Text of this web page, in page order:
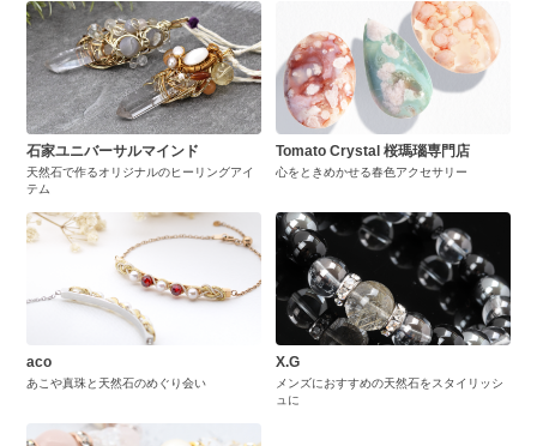
石家ユニバーサルマインド
天然石で作るオリジナルのヒーリングアイ
テム
Tomato Crystal 桜瑪瑙専門店
心をときめかせる春色アクセサリー
aco
あこや真珠と天然石のめぐり会い
X.G
メンズにおすすめの天然石をスタイリッシ
ュに